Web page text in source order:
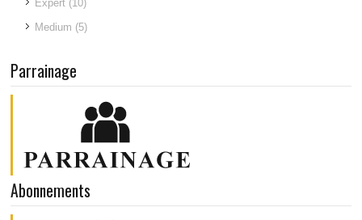
Expert (10)
Medium (5)
Parrainage
Abonnements